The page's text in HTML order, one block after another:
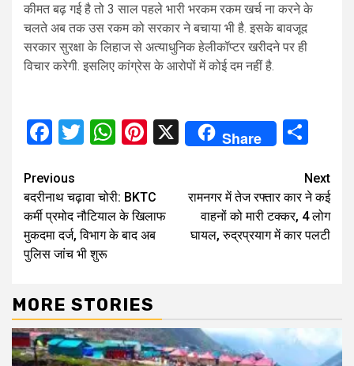
कीमत बढ़ गई है तो 3 साल पहले भारी भरकम रकम खर्च ना करने के
चलते अब तक उस रकम को सरकार ने बचाया भी है. इसके बावजूद
सरकार सुरक्षा के लिहाज से अत्याधुनिक हेलीकॉप्टर खरीदने पर ही
विचार करेगी. इसलिए कांग्रेस के आरोपों में कोई दम नहीं है.
Facebook
Twitter
WhatsApp
Pinterest
X Share
Continue
Reading
Previous
बदरीनाथ चढ़ावा चोरी: BKTC
कर्मी प्रमोद नौटियाल के खिलाफ
मुकदमा दर्ज, विभाग के बाद अब
पुलिस जांच भी शुरू
Next
रामनगर में तेज रफ्तार कार ने कई
वाहनों को मारी टक्कर, 4 लोग
घायल, रुद्रप्रयाग में कार पलटी
MORE STORIES